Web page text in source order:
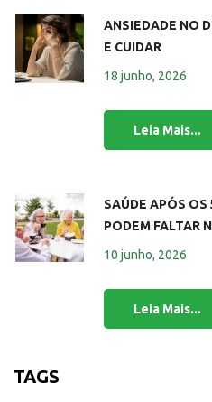
ANSIEDADE NO
E CUIDAR
18 junho, 2026
SAÚDE APÓS
PODEM FALTAR
10 junho, 2026
TAGS